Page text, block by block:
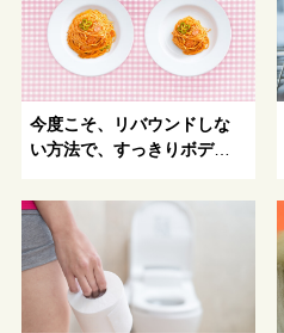
今度こそ、リバウンドしな
い方法で、すっきりボディ